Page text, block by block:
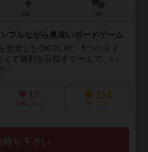
プルながら奥深いボードゲーム
受賞したOK PLAY。5つのタイ
て勝利を目指すゲームで、い
...
17
お気に入り
114
持ってる
ち下さい